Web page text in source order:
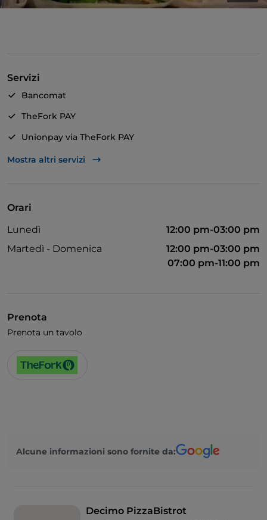
Servizi
Bancomat
TheFork PAY
Unionpay via TheFork PAY
Accesso disabili
Mostra altri servizi
Orari
Lunedì
12:00 pm-03:00 pm
Martedì - Domenica
12:00 pm-03:00 pm
07:00 pm-11:00 pm
Prenota
Prenota un tavolo
Alcune informazioni sono fornite da:
Decimo PizzaBistrot